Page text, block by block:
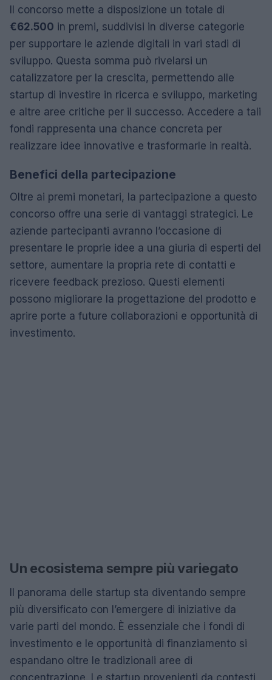
Il concorso mette a disposizione un totale di
€62.500 in premi, suddivisi in diverse categorie
per supportare le aziende digitali in vari stadi di
sviluppo. Questa somma può rivelarsi un
catalizzatore per la crescita, permettendo alle
startup di investire in ricerca e sviluppo, marketing
e altre aree critiche per il successo. Accedere a tali
fondi rappresenta una chance concreta per
realizzare idee innovative e trasformarle in realtà.
Benefici della partecipazione
Oltre ai premi monetari, la partecipazione a questo
concorso offre una serie di vantaggi strategici. Le
aziende partecipanti avranno l’occasione di
presentare le proprie idee a una giuria di esperti del
settore, aumentare la propria rete di contatti e
ricevere feedback prezioso. Questi elementi
possono migliorare la progettazione del prodotto e
aprire porte a future collaborazioni e opportunità di
investimento.
Un ecosistema sempre più variegato
Il panorama delle startup sta diventando sempre
più diversificato con l’emergere di iniziative da
varie parti del mondo. È essenziale che i fondi di
investimento e le opportunità di finanziamento si
espandano oltre le tradizionali aree di
concentrazione. Le startup provenienti da contesti